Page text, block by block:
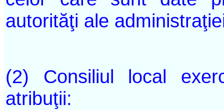
autorităţi ale
(2) Consiliul local
atribuţii: